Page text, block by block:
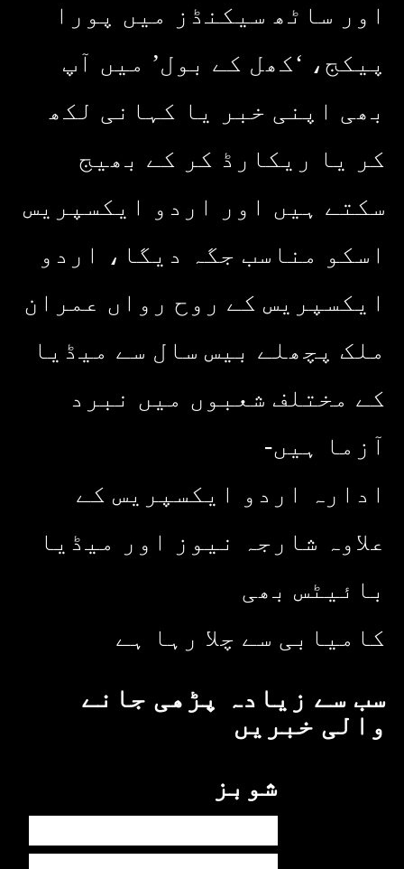
اور ساٹھ سیکنڈز میں پورا
پیکج، ‘کھل کے بول’ میں آپ
بھی اپنی خبر یا کہانی لکھ
کر یا ریکارڈ کر کے بھیج
سکتے ہیں اور اردو ایکسپریس
اسکو مناسب جگہ دیگا، اردو
ایکسپریس کے روح رواں عمران
ملک پچھلے بیس سال سے میڈیا
کے مختلف شعبوں میں نبرد
آزما ہیں-
ادارہ اردو ایکسپریس کے
علاوہ شارجہ نیوز اور میڈیا
بائیٹس بھی
کامیابی سے چلا رہا ہے
سب سے زیادہ پڑھی جانے
والی خبریں
شوبز